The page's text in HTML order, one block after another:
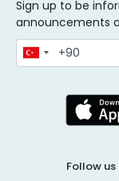
Sign up to be
announcements
Follow us